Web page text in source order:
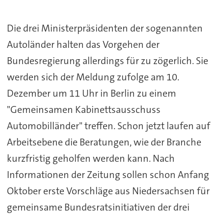
Die drei Ministerpräsidenten der sogenannten
Autoländer halten das Vorgehen der
Bundesregierung allerdings für zu zögerlich. Sie
werden sich der Meldung zufolge am 10.
Dezember um 11 Uhr in Berlin zu einem
"Gemeinsamen Kabinettsausschuss
Automobilländer" treffen. Schon jetzt laufen auf
Arbeitsebene die Beratungen, wie der Branche
kurzfristig geholfen werden kann. Nach
Informationen der Zeitung sollen schon Anfang
Oktober erste Vorschläge aus Niedersachsen für
gemeinsame Bundesratsinitiativen der drei